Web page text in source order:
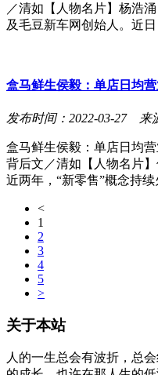
／清如【人物名片】杨浩
及毛豆新车网创始人。近
盒马鲜生侯毅：单店日均
发布时间：2022-03-27 来
盒马鲜生侯毅：单店日均
背后文／清如【人物名片
近两年，“新零售”概念持
<
1
2
3
4
5
>
关于本站
人的一生总会有波折，总